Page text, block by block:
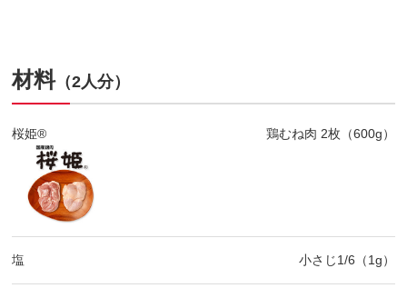
材料（2人分）
桜姫® 鶏むね肉 2枚（600g）
塩 小さじ1/6（1g）